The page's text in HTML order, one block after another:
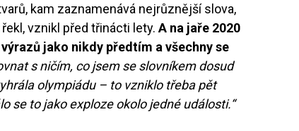
kam zaznamenává nejrůznější slova,
vznikl před třinácti lety.A na jaře 2020
jako nikdy předtím a všechny se
s ničím, co jsem se slovníkem dosud
olympiádu – to vzniklo třeba pět
se to jako exploze okolo jedné události.“